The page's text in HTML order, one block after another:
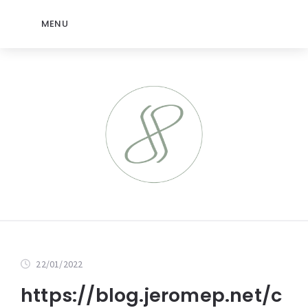
MENU
22/01/2022
https://blog.jeromep.net/c